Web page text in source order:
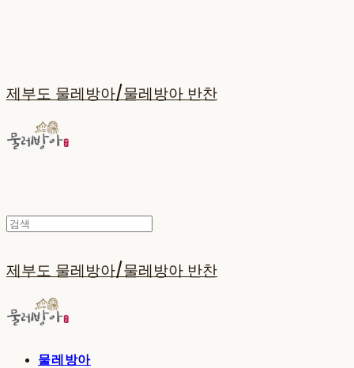
제부도 물레방아/물레방아 반찬
제부도 물레방아/물레방아 반찬
물레방아